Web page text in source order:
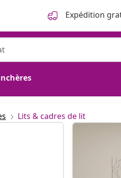
Expédition
Lits & cadres de lit